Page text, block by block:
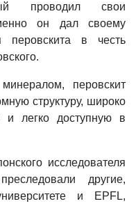
проводил свои
он дал своему
перовскита в честь
перовскит
структуру, широко
и легко доступную в
исследователя
другие,
и EPFL,